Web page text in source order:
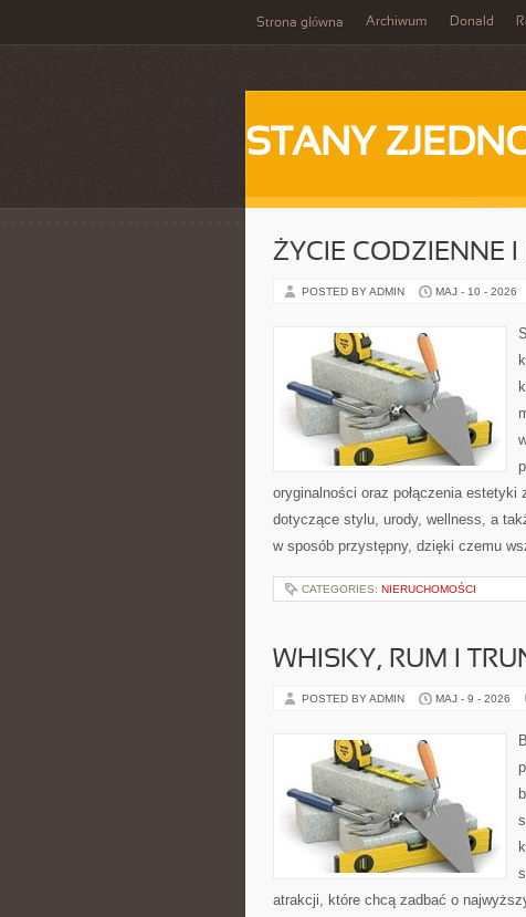
Strona główna Archiwum Donald
STANY
ŻYCIE CODZIENNE I
POSTED BY ADMIN MAJ - 10 - 2026
oryginalności oraz połączenia
dotyczące stylu, urody, wellness, a
w sposób przystępny, dzięki czemu
CATEGORIES: NIERUCHOMOŚCI
WHISKY, RUM I
POSTED BY ADMIN MAJ - 9 - 2026
atrakcji, które chcą zadbać o